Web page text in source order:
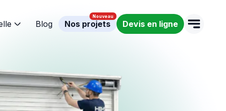
Blog Nos projets Devis en ligne